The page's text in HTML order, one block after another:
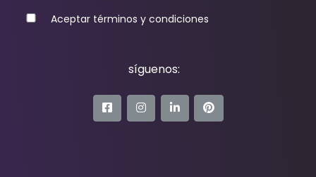
Aceptar términos y condiciones
síguenos: